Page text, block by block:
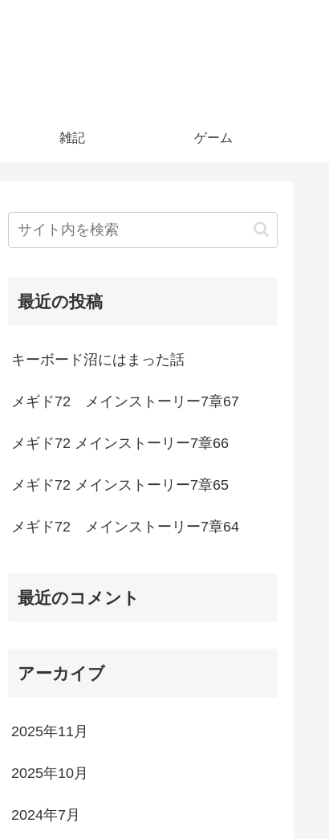
雑記 ゲーム
最近の投稿
キーボード沼にはまった話
メギド72 メインストーリー7章67
メギド72 メインストーリー7章66
メギド72 メインストーリー7章65
メギド72 メインストーリー7章64
最近のコメント
アーカイブ
2025年11月
2025年10月
2024年7月